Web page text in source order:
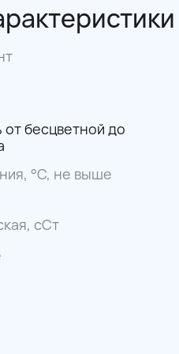
бесцветной до
°С, не выше
сСт